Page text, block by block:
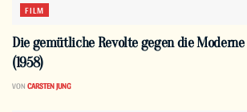
FILM
Die gemütliche Revolte gegen die
(1958)
VON CARSTEN JUNG